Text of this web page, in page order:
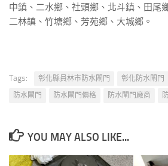
中鎮、二水鄉、社頭鄉、北斗鎮、田尾
二林鎮、竹塘鄉、芳苑鄉、大城鄉。
Tags: 彰化縣員林市防水閘門 彰化防水閘門
防水閘門
防水閘門價格 防水閘門廠商
YOU MAY ALSO LIKE...